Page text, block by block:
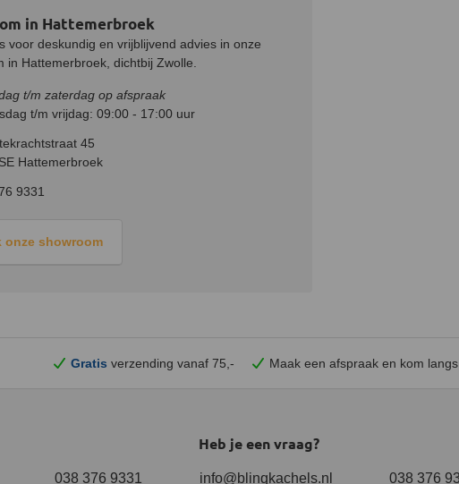
in Hattemerbroek
voor deskundig en vrijblijvend advies in onze
in Hattemerbroek, dichtbij Zwolle.
t/m zaterdag op afspraak
t/m vrijdag: 09:00 - 17:00 uur
45
Hattemerbroek
9331
onze showroom
Gratis verzending vanaf 75,- Maak een afspraak en kom
Heb je een vraag?
038 376 9331 info@blinqkachels.nl 038 376